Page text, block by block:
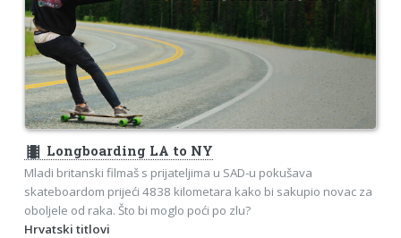
theaters Longboarding LA to NY
Mladi britanski filmaš s prijateljima u SAD-u pokušava
skateboardom prijeći 4838 kilometara kako bi sakupio novac za
oboljele od raka. Što bi moglo poći po zlu?
Hrvatski titlovi